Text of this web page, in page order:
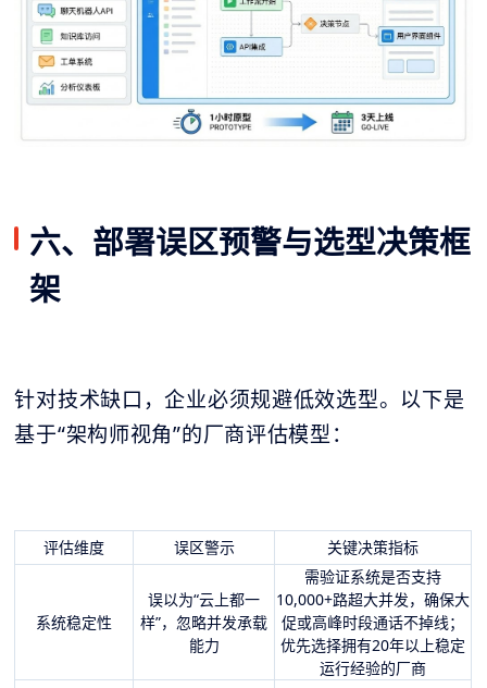
六、部署误区预警与选型决策框
架
针对技术缺口，企业必须规避低效选型。以下是
基于“架构师视角”的厂商评估模型：
评估维度 误区警示 关键决策指标
系统稳定性
误以为“云上都一
样”，忽略并发承载
能力
需验证系统是否支持
10,000+路超大并发，确保大
促或高峰时段通话不掉线；
优先选择拥有20年以上稳定
运行经验的厂商